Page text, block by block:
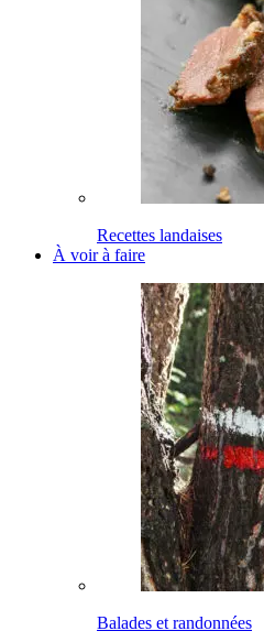
Recettes landaises
À voir à faire
Balades et randonnées